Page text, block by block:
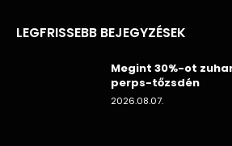
LEGFRISSEBB BEJEGYZÉSEK
Megint 30%-ot
perps-tőzsdén
2026.08.07.